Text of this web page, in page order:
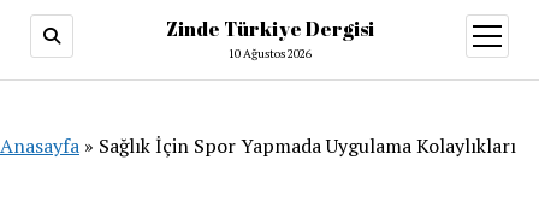
Zinde Türkiye Dergisi
10 Ağustos 2026
aç
Anasayfa » Sağlık İçin Spor Yapmada Uygulama Kolaylıkları